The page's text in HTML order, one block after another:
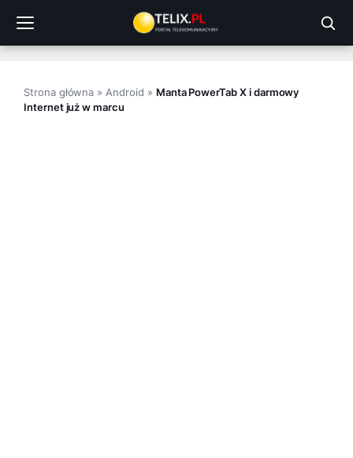
treści
Strona główna » Android » Manta PowerTab X i darmowy
Internet już w marcu